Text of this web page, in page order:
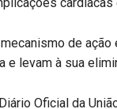
de ação
e levam à sua
Oficial da